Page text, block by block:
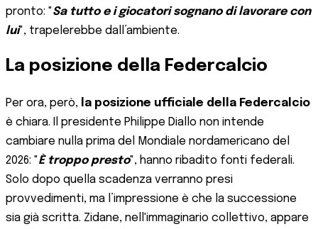
pronto: "Sa tutto e i giocatori sognano di lavorare con
lui", trapelerebbe dall’ambiente.
La posizione della Federcalcio
Per ora, però, la posizione ufficiale della Federcalcio
è chiara. Il presidente Philippe Diallo non intende
cambiare nulla prima del Mondiale nordamericano del
2026: "È troppo presto", hanno ribadito fonti federali.
Solo dopo quella scadenza verranno presi
provvedimenti, ma l’impressione è che la successione
sia già scritta. Zidane, nell'immaginario collettivo, appare